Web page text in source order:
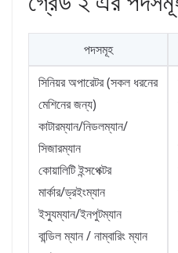
পদসমূহ
সিনিয়র অপারেটর (সকল ধরনের
মেশিনের জন্য)
কাটারম্যান/নিডলম্যান/
সিজারম্যান
কোয়ালিটি ইন্সপেক্টর
মার্কার/ড্রইংম্যান
ইস্যুম্যান/ইনপুটম্যান
বান্ডিল ম্যান / নাম্বারিং ম্যান